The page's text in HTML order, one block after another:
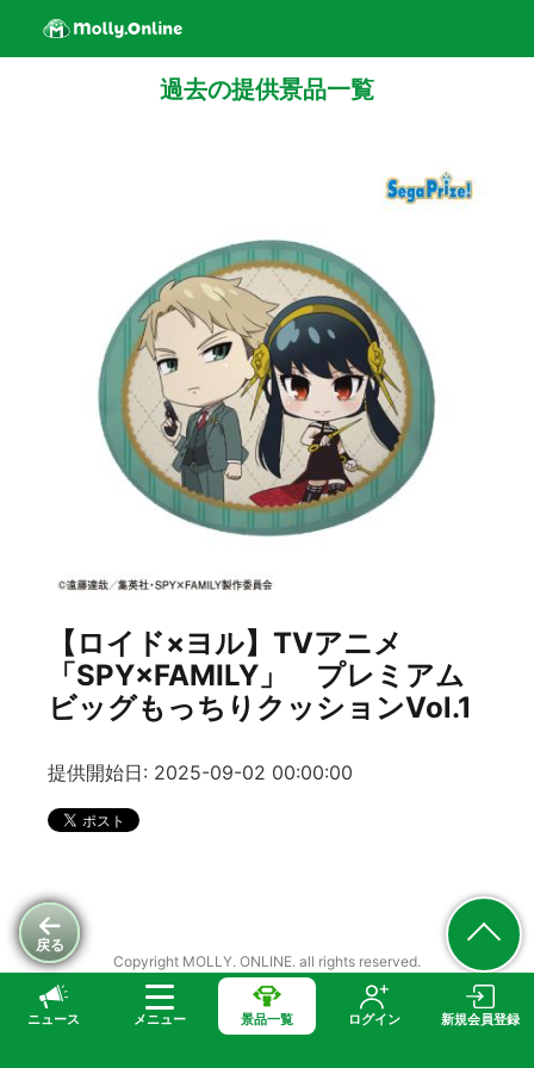
ニュース メニュー 景品一覧 ログイン 新規会員登録
戻る
過去の提供景品一覧
【ロイド×ヨル】TVアニメ
「SPY×FAMILY」 プレミアム
ビッグもっちりクッションVol.1
提供開始日: 2025-09-02 00:00:00
Copyright MOLLY. ONLINE. all rights reserved.